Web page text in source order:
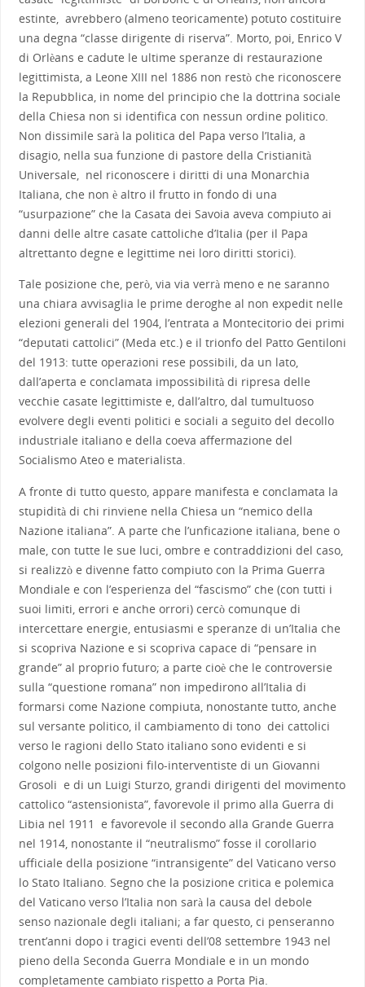
estinte, avrebbero (almeno teoricamente) potuto costituire
una degna “classe dirigente di riserva”. Morto, poi, Enrico V
di Orlèans e cadute le ultime speranze di restaurazione
legittimista, a Leone XIII nel 1886 non restò che riconoscere
la Repubblica, in nome del principio che la dottrina sociale
della Chiesa non si identifica con nessun ordine politico.
Non dissimile sarà la politica del Papa verso l’Italia, a
disagio, nella sua funzione di pastore della Cristianità
Universale, nel riconoscere i diritti di una Monarchia
Italiana, che non è altro il frutto in fondo di una
“usurpazione” che la Casata dei Savoia aveva compiuto ai
danni delle altre casate cattoliche d’Italia (per il Papa
altrettanto degne e legittime nei loro diritti storici).
Tale posizione che, però, via via verrà meno e ne saranno
una chiara avvisaglia le prime deroghe al non expedit nelle
elezioni generali del 1904, l’entrata a Montecitorio dei primi
“deputati cattolici” (Meda etc.) e il trionfo del Patto Gentiloni
del 1913: tutte operazioni rese possibili, da un lato,
dall’aperta e conclamata impossibilità di ripresa delle
vecchie casate legittimiste e, dall’altro, dal tumultuoso
evolvere degli eventi politici e sociali a seguito del decollo
industriale italiano e della coeva affermazione del
Socialismo Ateo e materialista.
A fronte di tutto questo, appare manifesta e conclamata la
stupidità di chi rinviene nella Chiesa un “nemico della
Nazione italiana”. A parte che l’unficazione italiana, bene o
male, con tutte le sue luci, ombre e contraddizioni del caso,
si realizzò e divenne fatto compiuto con la Prima Guerra
Mondiale e con l’esperienza del “fascismo” che (con tutti i
suoi limiti, errori e anche orrori) cercò comunque di
intercettare energie, entusiasmi e speranze di un’Italia che
si scopriva Nazione e si scopriva capace di “pensare in
grande” al proprio futuro; a parte cioè che le controversie
sulla “questione romana” non impedirono all’Italia di
formarsi come Nazione compiuta, nonostante tutto, anche
sul versante politico, il cambiamento di tono dei cattolici
verso le ragioni dello Stato italiano sono evidenti e si
colgono nelle posizioni filo-interventiste di un Giovanni
Grosoli e di un Luigi Sturzo, grandi dirigenti del movimento
cattolico “astensionista”, favorevole il primo alla Guerra di
Libia nel 1911 e favorevole il secondo alla Grande Guerra
nel 1914, nonostante il “neutralismo” fosse il corollario
ufficiale della posizione “intransigente” del Vaticano verso
lo Stato Italiano. Segno che la posizione critica e polemica
del Vaticano verso l’Italia non sarà la causa del debole
senso nazionale degli italiani; a far questo, ci penseranno
trent’anni dopo i tragici eventi dell’08 settembre 1943 nel
pieno della Seconda Guerra Mondiale e in un mondo
completamente cambiato rispetto a Porta Pia.